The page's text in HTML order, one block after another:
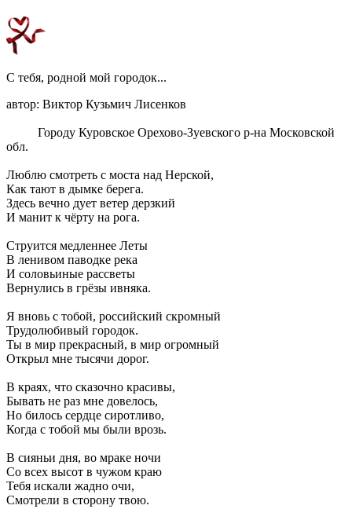
С тебя, родной мой городок...
автор: Виктор Кузьмич Лисенков
Городу Куровское Орехово-Зуевского р-на Московской
обл.
Люблю смотреть с моста над Нерской,
Как тают в дымке берега.
Здесь вечно дует ветер дерзкий
И манит к чёрту на рога.
Струится медленнее Леты
В ленивом паводке река
И соловьиные рассветы
Вернулись в грёзы ивняка.
Я вновь с тобой, российский скромный
Трудолюбивый городок.
Ты в мир прекрасный, в мир огромный
Открыл мне тысячи дорог.
В краях, что сказочно красивы,
Бывать не раз мне довелось,
Но билось сердце сиротливо,
Когда с тобой мы были врозь.
В сияньи дня, во мраке ночи
Со всех высот в чужом краю
Тебя искали жадно очи,
Смотрели в сторону твою.